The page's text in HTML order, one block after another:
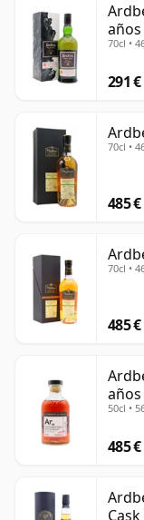
años
70cl •
291 €
70cl •
485 €
70cl •
485 €
años
50cl •
485 €